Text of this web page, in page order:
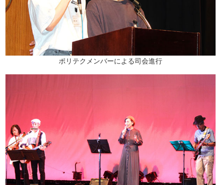
ポリテクメンバーによる司会進行